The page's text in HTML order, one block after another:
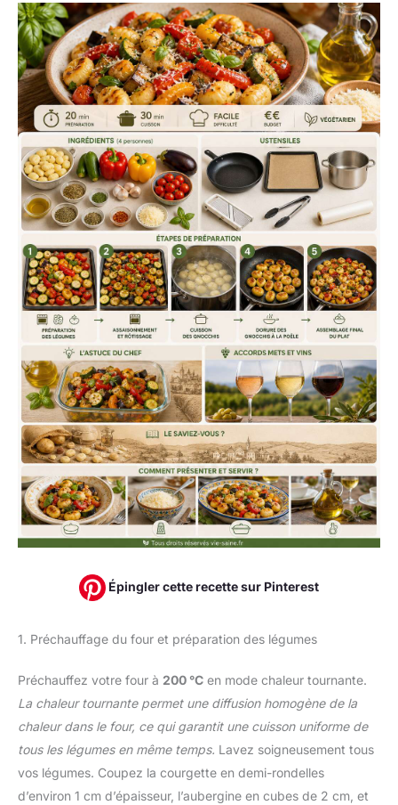
Épingler cette recette sur Pinterest
1. Préchauffage du four et préparation des légumes
Préchauffez votre four à 200 °C en mode chaleur tournante.
La chaleur tournante permet une diffusion homogène de la
chaleur dans le four, ce qui garantit une cuisson uniforme de
tous les légumes en même temps. Lavez soigneusement tous
vos légumes. Coupez la courgette en demi-rondelles
d’environ 1 cm d’épaisseur, l’aubergine en cubes de 2 cm, et